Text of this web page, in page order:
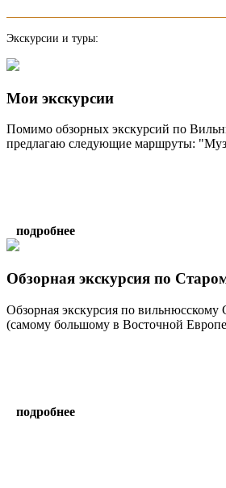
Экскурсии и туры:
Мои экскурсии
Помимо обзорных экскурсий по
предлагаю следующие маршруты:
подробнее
Обзорная экскурсия по
Обзорная экскурсия по вильнюсскому
(самому большому в Восточной
подробнее